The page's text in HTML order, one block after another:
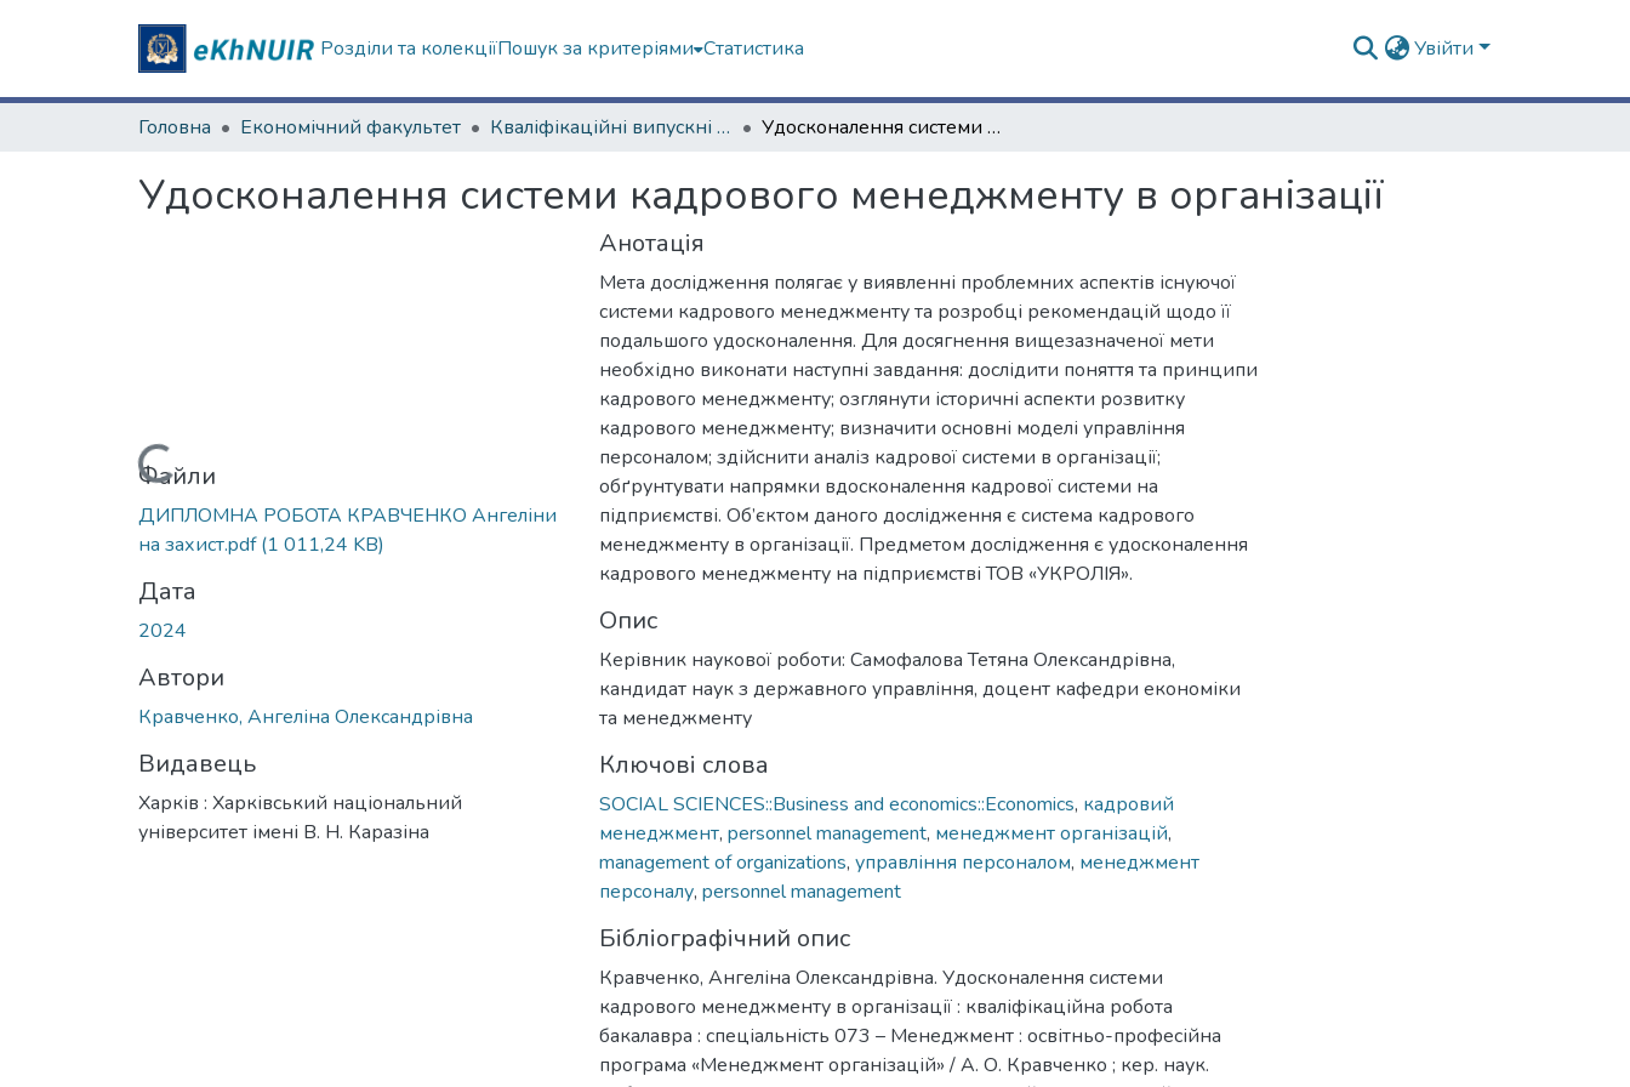
Розділи та колекціїПошук за критеріями Статистика Увійти
Головна Економічний факультет Кваліфікаційні випускні роботи бакалаврів. Економічний факультет Удосконалення системи кадрового менеджменту в організації
Удосконалення системи кадрового менеджменту в організації
Вантажиться...
Файли
ДИПЛОМНА РОБОТА КРАВЧЕНКО Ангеліни
на захист.pdf(1 011,24 KB)
Дата
2024
Автори
Кравченко, Ангеліна Олександрівна
Видавець
Харків : Харківський національний
університет імені В. Н. Каразіна
Анотація
Мета дослідження полягає у виявленні проблемних аспектів існуючої
системи кадрового менеджменту та розробці рекомендацій щодо її
подальшого удосконалення. Для досягнення вищезазначеної мети
необхідно виконати наступні завдання: дослідити поняття та принципи
кадрового менеджменту; озглянути історичні аспекти розвитку
кадрового менеджменту; визначити основні моделі управління
персоналом; здійснити аналіз кадрової системи в організації;
обґрунтувати напрямки вдосконалення кадрової системи на
підприємстві. Об’єктом даного дослідження є система кадрового
менеджменту в організації. Предметом дослідження є удосконалення
кадрового менеджменту на підприємстві ТОВ «УКРОЛІЯ».
Опис
Керівник наукової роботи: Самофалова Тетяна Олександрівна,
кандидат наук з державного управління, доцент кафедри економіки
та менеджменту
Ключові слова
SOCIAL SCIENCES::Business and economics::Economics, кадровий
менеджмент, personnel management, менеджмент організацій,
management of organizations, управління персоналом, менеджмент
персоналу, personnel management
Бібліографічний опис
Кравченко, Ангеліна Олександрівна. Удосконалення системи
кадрового менеджменту в організації : кваліфікаційна робота
бакалавра : спеціальність 073 – Менеджмент : освітньо-професійна
програма «Менеджмент організацій» / А. О. Кравченко ; кер. наук.